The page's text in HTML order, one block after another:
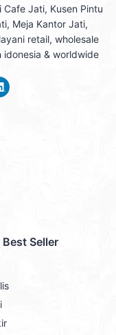
Jati, Kusen Pintu
Meja Kantor Jati,
retail, wholesale
& worldwide
Seller